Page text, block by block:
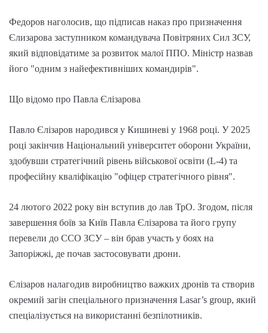
Федоров наголосив, що підписав наказ про призначення
Єлизарова заступником командувача Повітряних Сил ЗСУ,
який відповідатиме за розвиток малої ППО. Міністр назвав
його "одним з найефективніших командирів".
Що відомо про Павла Єлізарова
Павло Єлізаров народився у Кишиневі у 1968 році. У 2025
році закінчив Національний університет оборони України,
здобувши стратегічний рівень військової освіти (L-4) та
професійну кваліфікацію "офіцер стратегічного рівня".
24 лютого 2022 року він вступив до лав ТрО. Згодом, після
завершення боїв за Київ Павла Єлізарова та його групу
перевели до ССО ЗСУ – він брав участь у боях на
Запоріжжі, де почав застосовувати дрони.
Єлізаров налагодив виробництво важких дронів та створив
окремий загін спеціального призначення Lasar’s group, який
спеціалізується на використанні безпілотників.